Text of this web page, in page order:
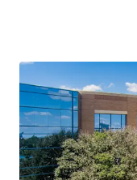
Prime Infill
Suburban Corridor